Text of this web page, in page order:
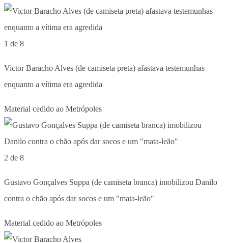
1 de 8
Victor Baracho Alves (de camiseta preta) afastava testemunhas
enquanto a vítima era agredida
Material cedido ao Metrópoles
2 de 8
Gustavo Gonçalves Suppa (de camiseta branca) imobilizou Danilo
contra o chão após dar socos e um "mata-leão"
Material cedido ao Metrópoles